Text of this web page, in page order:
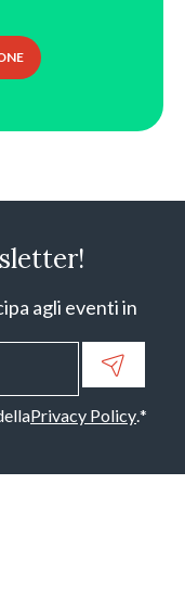
agli eventi in
Privacy Policy.*